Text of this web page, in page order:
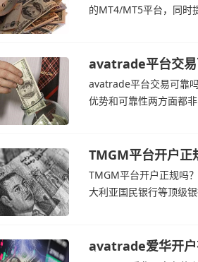
的MT4/MT5平台，同时
TMGM官网交易资讯了
avatrade平台交易
avatrade官网
avatrade平台交易可靠
优势和可靠性两方面都
的新手交易者。通过
TMGM平台开户正
TMGM平台开户正规吗
大利亚国民银行等顶级
avatrade爱华开户